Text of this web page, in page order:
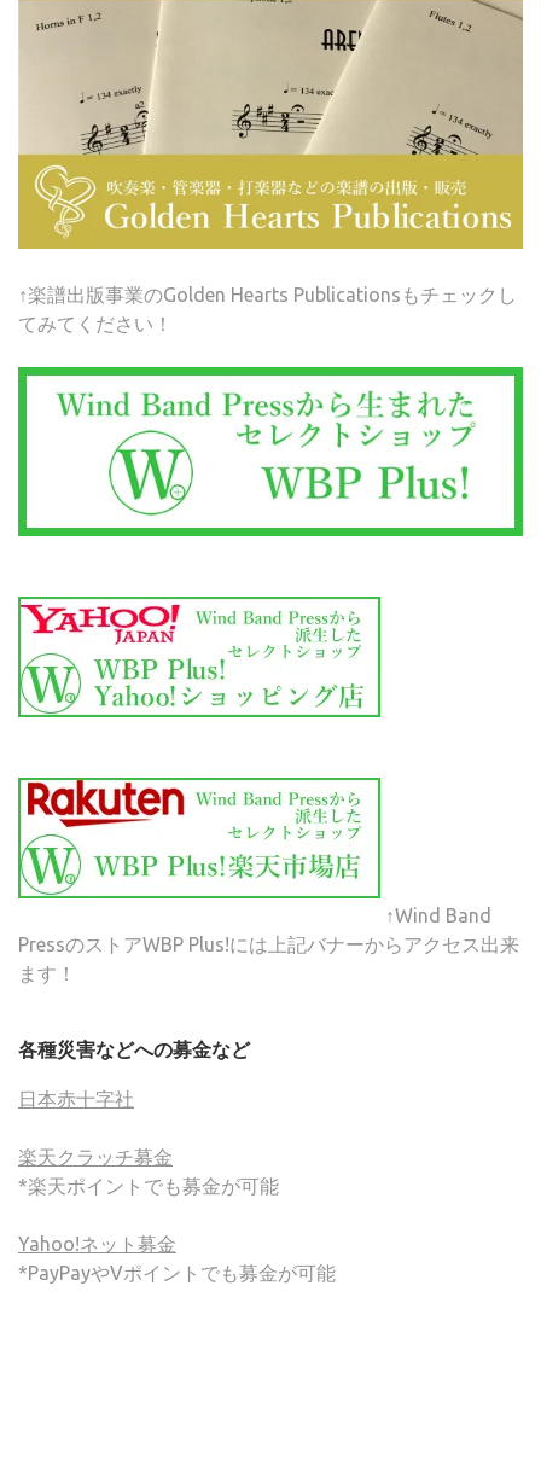
↑楽譜出版事業のGolden Hearts Publicationsもチェックし
てみてください！
↑Wind Band
PressのストアWBP Plus!には上記バナーからアクセス出来
ます！
各種災害などへの募金など
日本赤十字社
楽天クラッチ募金
*楽天ポイントでも募金が可能
Yahoo!ネット募金
*PayPayやVポイントでも募金が可能